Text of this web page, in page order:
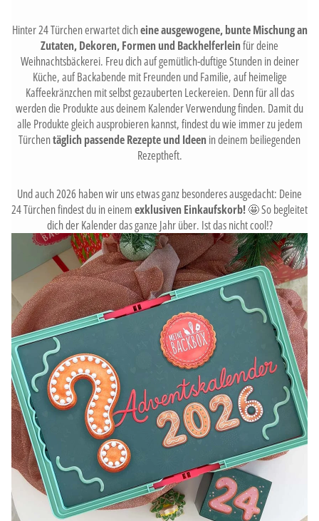
Hinter 24 Türchen erwartet dicheine ausgewogene, bunte Mischung an
Zutaten, Dekoren, Formen und Backhelferleinfür deine
Weihnachtsbäckerei. Freu dich auf gemütlich-duftige Stunden in deiner
Küche, auf Backabende mit Freunden und Familie, auf heimelige
Kaffeekränzchen mit selbst gezauberten Leckereien. Denn für all das
werden die Produkte aus deinem Kalender Verwendung finden. Damit du
alle Produkte gleich ausprobieren kannst, findest du wie immer zu jedem
Türchentäglich passende Rezepte und Ideen in deinem beiliegenden
Rezeptheft.
Und auch 2026 haben wir uns etwas ganz besonderes ausgedacht: Deine
24 Türchen findest du in einemexklusiven Einkaufskorb!🤩 So begleitet
dich der Kalender das ganze Jahr über. Ist das nicht cool!?